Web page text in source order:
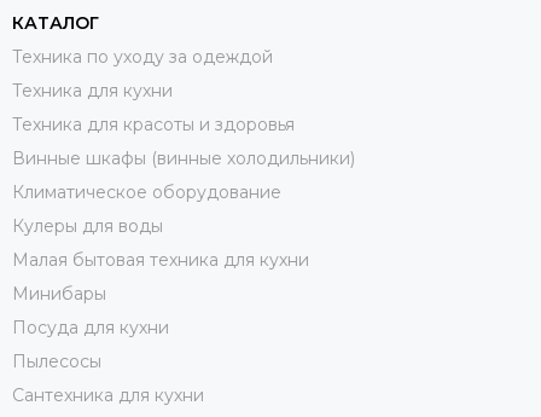
КАТАЛОГ
Техника по уходу за одеждой
Техника для кухни
Техника для красоты и здоровья
Винные шкафы (винные холодильники)
Климатическое оборудование
Кулеры для воды
Малая бытовая техника для кухни
Минибары
Посуда для кухни
Пылесосы
Сантехника для кухни